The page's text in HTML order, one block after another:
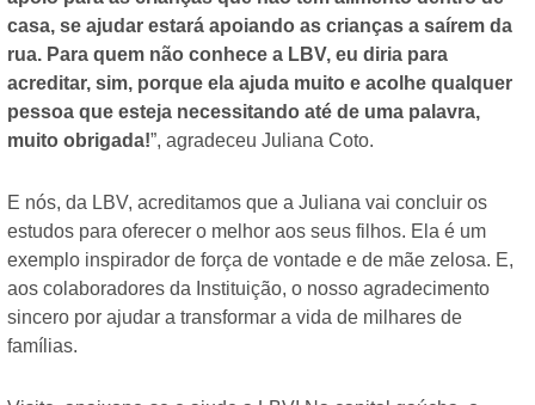
casa, se ajudar estará apoiando as crianças a saírem da
rua. Para quem não conhece a LBV, eu diria para
acreditar, sim, porque ela ajuda muito e acolhe qualquer
pessoa que esteja necessitando até de uma palavra,
muito obrigada!”, agradeceu Juliana Coto.
E nós, da LBV, acreditamos que a Juliana vai concluir os
estudos para oferecer o melhor aos seus filhos. Ela é um
exemplo inspirador de força de vontade e de mãe zelosa. E,
aos colaboradores da Instituição, o nosso agradecimento
sincero por ajudar a transformar a vida de milhares de
famílias.